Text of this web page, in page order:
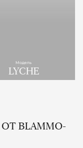
Модель
LYCHE
BLAMMO-